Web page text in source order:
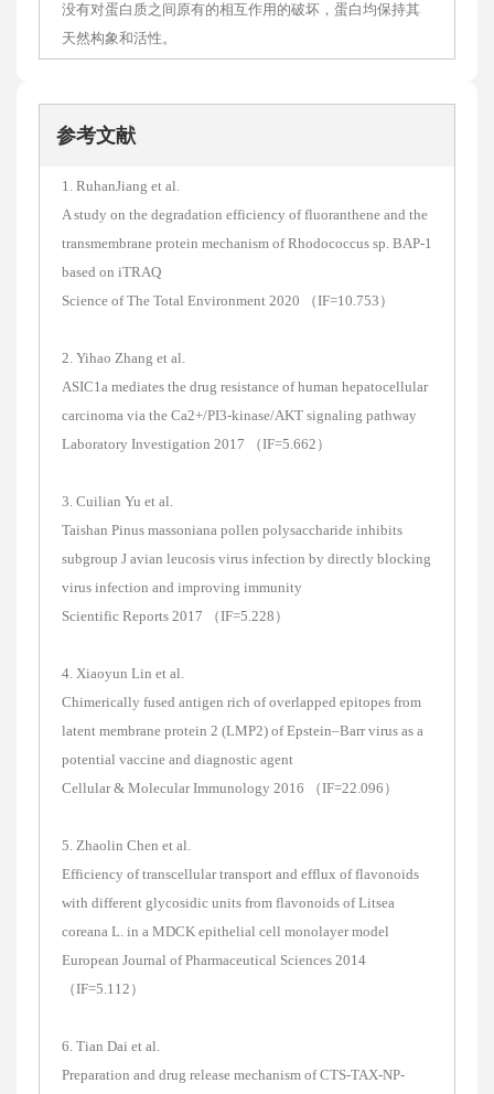
没有对蛋白质之间原有的相互作用的破坏，蛋白均保持其
天然构象和活性。
参考文献
1. RuhanJiang et al.
A study on the degradation efficiency of fluoranthene and the
transmembrane protein mechanism of Rhodococcus sp. BAP-1
based on iTRAQ
Science of The Total Environment 2020 （IF=10.753）
2. Yihao Zhang et al.
ASIC1a mediates the drug resistance of human hepatocellular
carcinoma via the Ca2+/PI3-kinase/AKT signaling pathway
Laboratory Investigation 2017 （IF=5.662）
3. Cuilian Yu et al.
Taishan Pinus massoniana pollen polysaccharide inhibits
subgroup J avian leucosis virus infection by directly blocking
virus infection and improving immunity
Scientific Reports 2017 （IF=5.228）
4. Xiaoyun Lin et al.
Chimerically fused antigen rich of overlapped epitopes from
latent membrane protein 2 (LMP2) of Epstein–Barr virus as a
potential vaccine and diagnostic agent
Cellular & Molecular Immunology 2016 （IF=22.096）
5. Zhaolin Chen et al.
Efficiency of transcellular transport and efflux of flavonoids
with different glycosidic units from flavonoids of Litsea
coreana L. in a MDCK epithelial cell monolayer model
European Journal of Pharmaceutical Sciences 2014
（IF=5.112）
6. Tian Dai et al.
Preparation and drug release mechanism of CTS-TAX-NP-